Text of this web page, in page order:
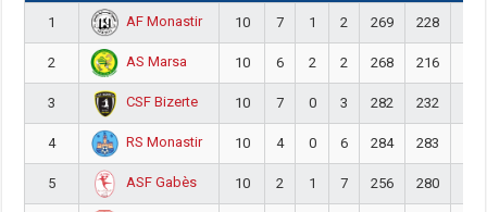
1 AF Monastir 10 7 1 2 269 228
2 AS Marsa 10 6 2 2 268 216
3 CSF Bizerte 10 7 0 3 282 232
4 RS Monastir 10 4 0 6 284 283
5 ASF Gabès 10 2 1 7 256 280